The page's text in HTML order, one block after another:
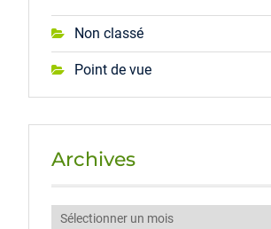
Non classé
Point de vue
Archives
Archives